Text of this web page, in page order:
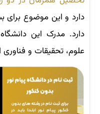
دارد و این موضوع برای
دارد. مدرک این
علوم، تحقیقات و